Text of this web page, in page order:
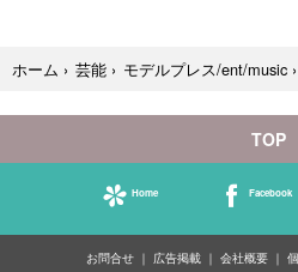
ホーム › 芸能 › モデルプレス/ent/music ›
TOP
Home Facebook
お問合せ 広告掲載 会社概要